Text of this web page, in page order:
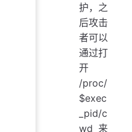
护，之
后攻击
者可以
通过打
开
/proc/
$exec
_pid/c
wd 来